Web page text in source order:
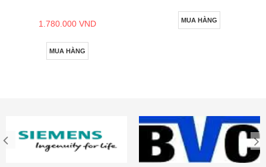
1.780.000 VND
MUA HÀNG
MUA HÀNG